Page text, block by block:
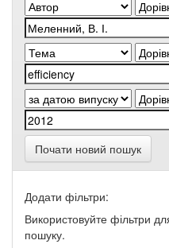
Почати новий пошук
Додати фільтри:
Використовуйте фільтри
пошуку.